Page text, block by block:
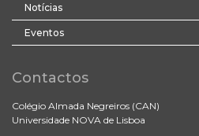
Notícias
Eventos
Contactos
Colégio Almada Negreiros (CAN)
Universidade NOVA de Lisboa